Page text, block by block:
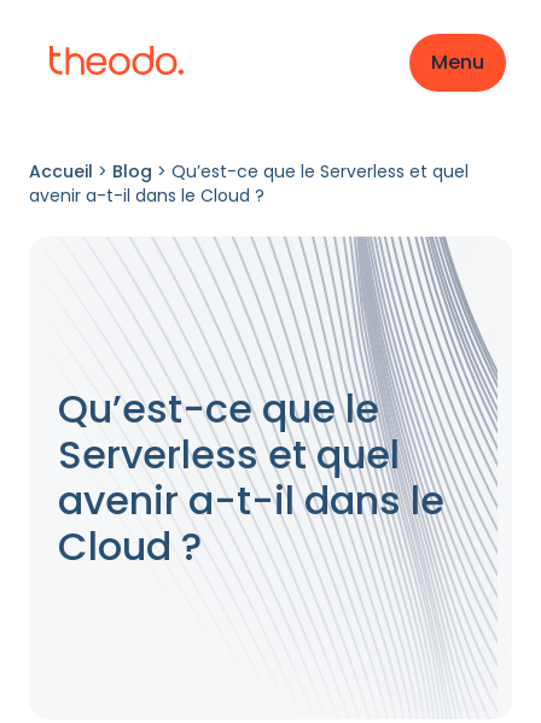
Menu
Accueil > Blog > Qu’est-ce que le Serverless et quel
avenir a-t-il dans le Cloud ?
Qu’est-ce que le
Serverless et quel
avenir a-t-il dans le
Cloud ?